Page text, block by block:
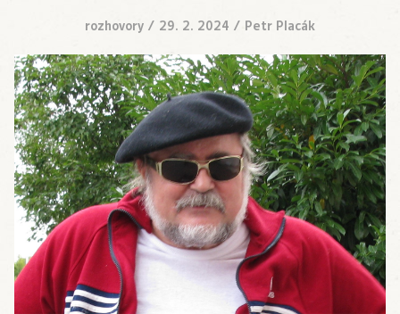
rozhovory / 29. 2. 2024 / Petr Placák